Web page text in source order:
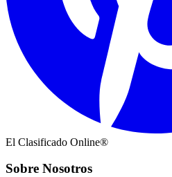
El Clasificado Online®
Sobre Nosotros